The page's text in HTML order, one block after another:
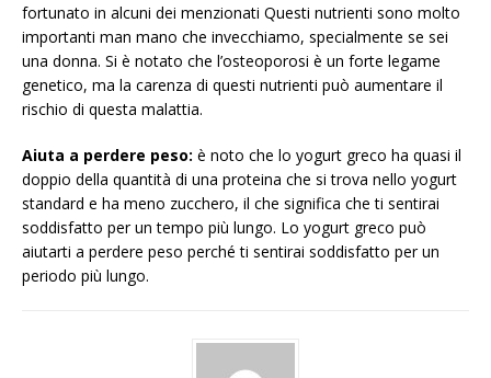
fortunato in alcuni dei menzionati Questi nutrienti sono molto
importanti man mano che invecchiamo, specialmente se sei
una donna. Si è notato che l’osteoporosi è un forte legame
genetico, ma la carenza di questi nutrienti può aumentare il
rischio di questa malattia.
Aiuta a perdere peso: è noto che lo yogurt greco ha quasi il
doppio della quantità di una proteina che si trova nello yogurt
standard e ha meno zucchero, il che significa che ti sentirai
soddisfatto per un tempo più lungo. Lo yogurt greco può
aiutarti a perdere peso perché ti sentirai soddisfatto per un
periodo più lungo.